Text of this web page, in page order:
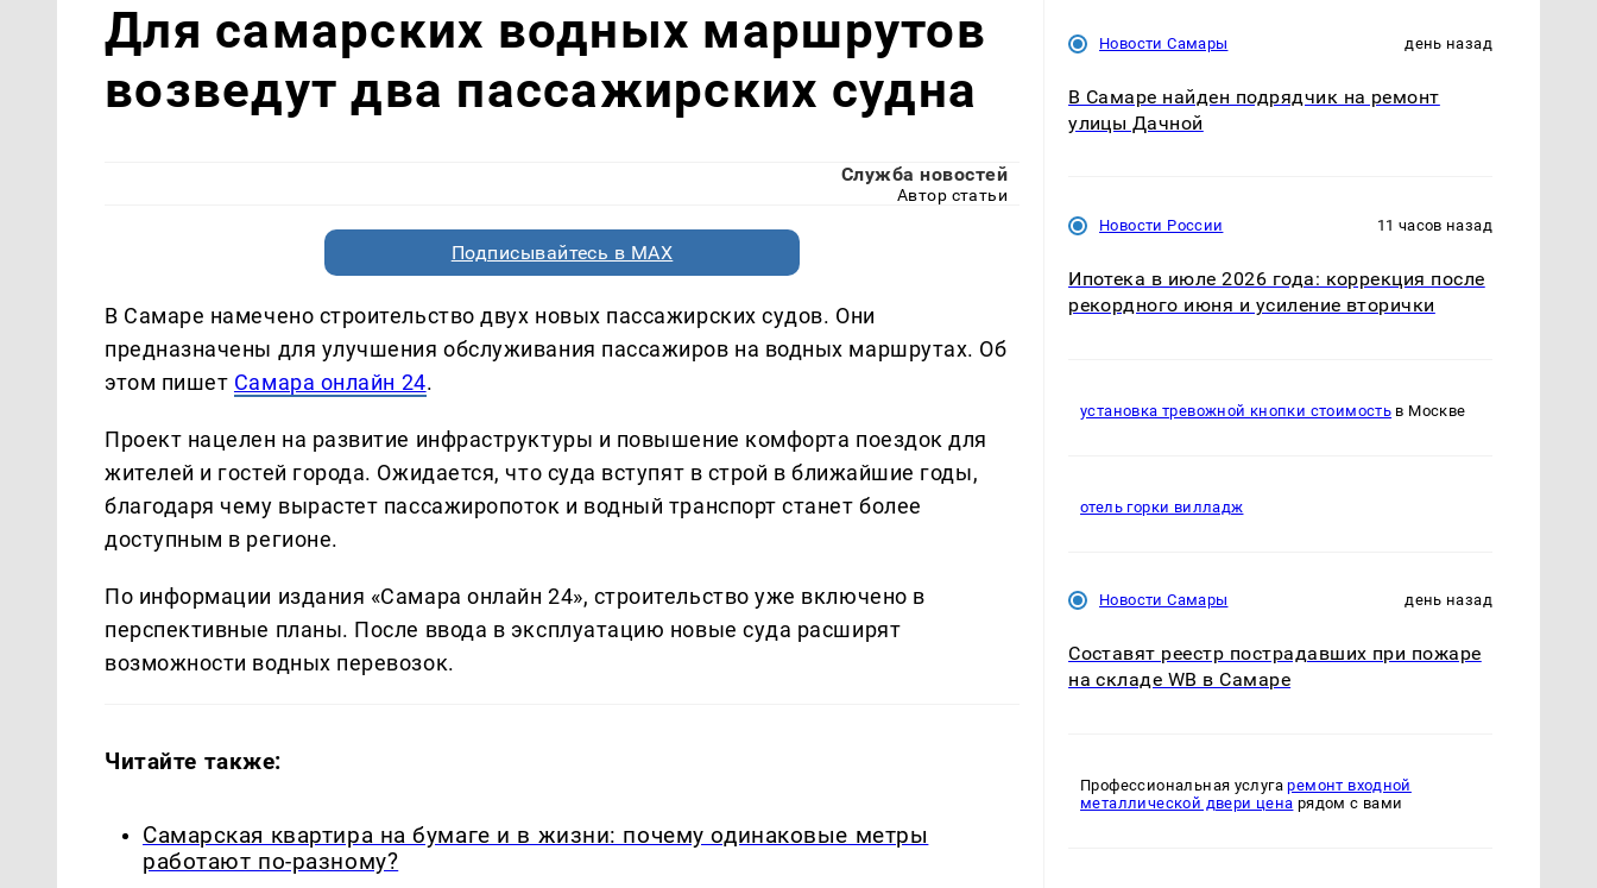
Для самарских водных маршрутов
возведут два пассажирских судна
Служба новостей
Автор статьи
Подписывайтесь в MAX
В Самаре намечено строительство двух новых пассажирских судов. Они
предназначены для улучшения обслуживания пассажиров на водных маршрутах. Об
этом пишет Самара онлайн 24.
Проект нацелен на развитие инфраструктуры и повышение комфорта поездок для
жителей и гостей города. Ожидается, что суда вступят в строй в ближайшие годы,
благодаря чему вырастет пассажиропоток и водный транспорт станет более
доступным в регионе.
По информации издания «Самара онлайн 24», строительство уже включено в
перспективные планы. После ввода в эксплуатацию новые суда расширят
возможности водных перевозок.
Читайте также:
Самарская квартира на бумаге и в жизни: почему одинаковые метры
работают по-разному?
Новости Самары день назад
В Самаре найден подрядчик на ремонт
улицы Дачной
Новости России 11 часов назад
Ипотека в июле 2026 года: коррекция после
рекордного июня и усиление вторички
установка тревожной кнопки стоимость в Москве
отель горки вилладж
Новости Самары день назад
Составят реестр пострадавших при пожаре
на складе WB в Самаре
Профессиональная услугаремонт входной
металлической двери цена рядом с вами